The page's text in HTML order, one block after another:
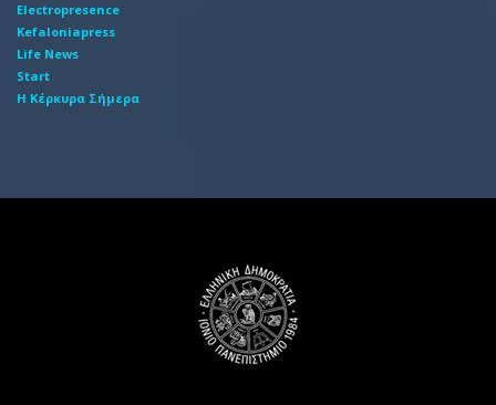
Electropresence
Kefaloniapress
Life News
Start
Η Κέρκυρα Σήμερα